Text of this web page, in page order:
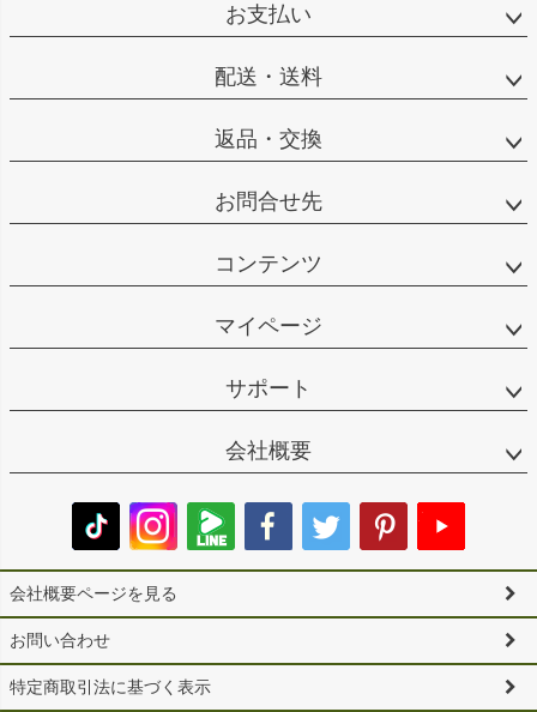
お支払い
配送・送料
返品・交換
お問合せ先
コンテンツ
マイページ
サポート
会社概要
会社概要ページを見る
お問い合わせ
特定商取引法に基づく表示